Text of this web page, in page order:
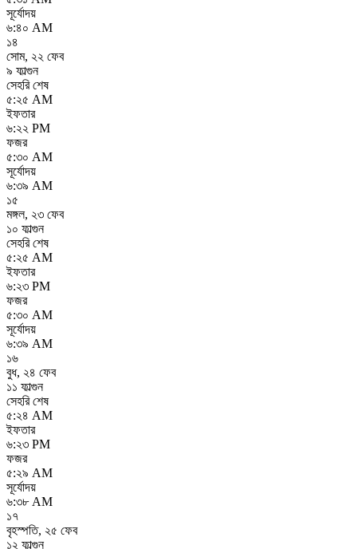
সূর্যোদয়
৬:৪০ AM
১৪
সোম, ২২ ফেব
৯ ফাল্গুন
সেহরি শেষ
৫:২৫ AM
ইফতার
৬:২২ PM
ফজর
৫:৩০ AM
সূর্যোদয়
৬:৩৯ AM
১৫
মঙ্গল, ২৩ ফেব
১০ ফাল্গুন
সেহরি শেষ
৫:২৫ AM
ইফতার
৬:২৩ PM
ফজর
৫:৩০ AM
সূর্যোদয়
৬:৩৯ AM
১৬
বুধ, ২৪ ফেব
১১ ফাল্গুন
সেহরি শেষ
৫:২৪ AM
ইফতার
৬:২৩ PM
ফজর
৫:২৯ AM
সূর্যোদয়
৬:৩৮ AM
১৭
বৃহস্পতি, ২৫ ফেব
১২ ফাল্গুন